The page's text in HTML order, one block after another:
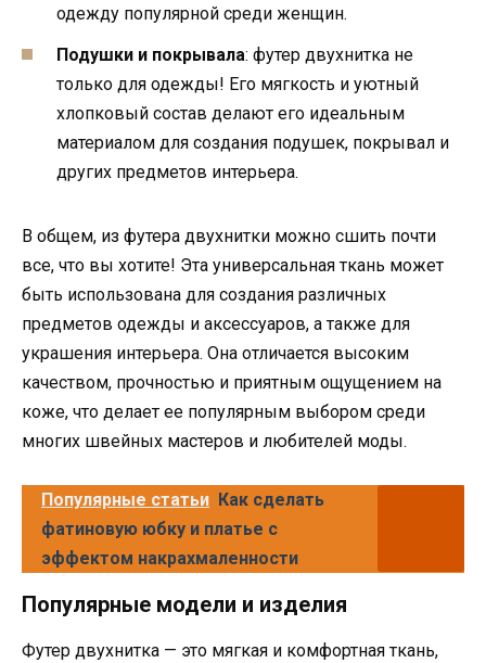
одежду популярной среди женщин.
Подушки и покрывала: футер двухнитка не
только для одежды! Его мягкость и уютный
хлопковый состав делают его идеальным
материалом для создания подушек, покрывал и
других предметов интерьера.
В общем, из футера двухнитки можно сшить почти
все, что вы хотите! Эта универсальная ткань может
быть использована для создания различных
предметов одежды и аксессуаров, а также для
украшения интерьера. Она отличается высоким
качеством, прочностью и приятным ощущением на
коже, что делает ее популярным выбором среди
многих швейных мастеров и любителей моды.
Популярные статьи Как сделать
фатиновую юбку и платье с
эффектом накрахмаленности
Популярные модели и изделия
Футер двухнитка — это мягкая и комфортная ткань,